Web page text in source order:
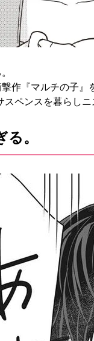
作『マルチの子』
ペンスを暮らしニ
。